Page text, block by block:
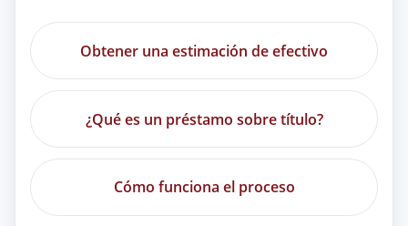
Obtener una estimación de efectivo
¿Qué es un préstamo sobre título?
Cómo funciona el proceso